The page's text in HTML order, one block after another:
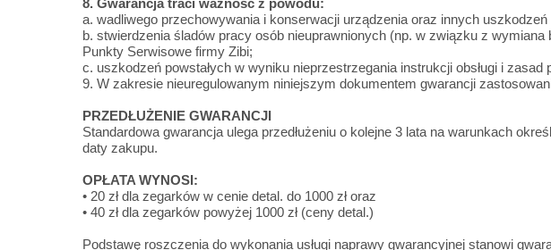
8. Gwarancja traci ważność z powodu:
a. wadliwego przechowywania i konserwacji urządzenia oraz innych
b. stwierdzenia śladów pracy osób nieuprawnionych (np. w związku z
Punkty Serwisowe firmy Zibi;
c. uszkodzeń powstałych w wyniku nieprzestrzegania instrukcji obsługi i
9. W zakresie nieuregulowanym niniejszym dokumentem gwarancji
PRZEDŁUŻENIE GWARANCJI
Standardowa gwarancja ulega przedłużeniu o kolejne 3 lata na warunkach
daty zakupu.
OPŁATA WYNOSI:
• 20 zł dla zegarków w cenie detal. do 1000 zł oraz
• 40 zł dla zegarków powyżej 1000 zł (ceny detal.)
Podstawę roszczenia do wykonania usługi naprawy gwarancyjnej stanowi